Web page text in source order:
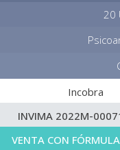
20
Incobra
INVIMA 2022M-
VENTA CON